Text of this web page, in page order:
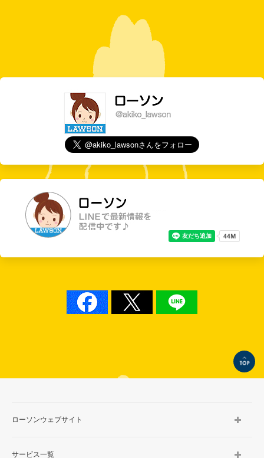
TOP
ローソンウェブサイト
サービス一覧